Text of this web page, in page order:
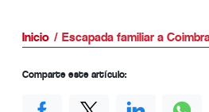
Inicio Escapada familiar a
Comparte este artículo: